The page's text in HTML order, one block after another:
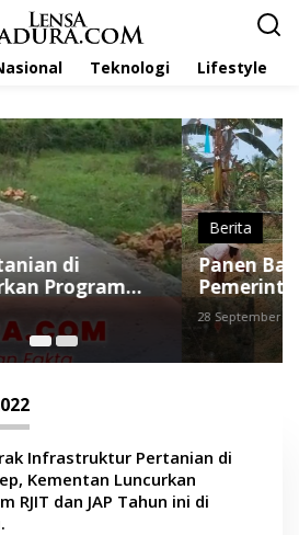
Teknologi Lifestyle
Dari Bibit Bantuan
di Pasongsongan
Infrastruktur Pertanian di
Kementan Luncurkan
RJIT dan JAP Tahun ini di